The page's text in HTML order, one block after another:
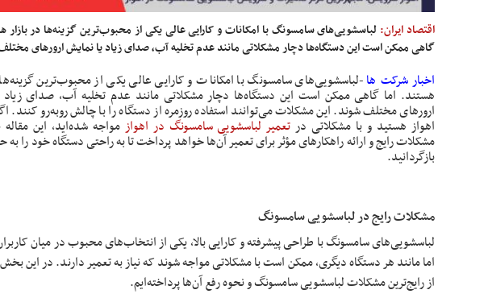
اقتصاد ایران: لباسشویی‌های سامسونگ با امکانات و کارایی عالی یکی از محبوب‌ترین گزینه‌ها در بازار
گاهی ممکن است این دستگاه‌ها دچار مشکلاتی مانند عدم تخلیه آب، صدای زیاد یا نمایش ارورهای
اخبار شرکت ها-لباسشویی‌های سامسونگ با امکانات و کارایی عالی یکی از محبوب‌ترین
هستند. اما گاهی ممکن است این دستگاه‌ها دچار مشکلاتی مانند عدم تخلیه آب، صدای زیاد
ارورهای مختلف شوند. این مشکلات می‌توانند استفاده روزمره از دستگاه را با چالش روبه‌رو کنند.
اهواز هستید و با مشکلاتی در تعمیر لباسشویی سامسونگ در اهوازمواجه شده‌اید، این
مشکلات رایج و ارائه راهکارهای مؤثر برای تعمیر آن‌ها خواهد پرداخت تا به راحتی دستگاه خود را به
بازگردانید.
مشکلات رایج در لباسشویی سامسونگ
لباسشویی‌های سامسونگ با طراحی پیشرفته و کارایی بالا، یکی از انتخاب‌های محبوب در میان
اما مانند هر دستگاه دیگری، ممکن است با مشکلاتی مواجه شوند که نیاز به تعمیر دارند. در این
از رایج‌ترین مشکلات لباسشویی سامسونگ و نحوه رفع آن‌ها پرداخته‌ایم.